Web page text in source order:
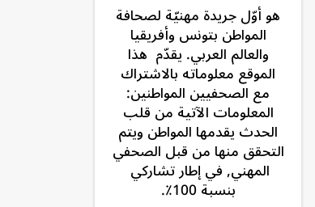
هو أوّل جريدة مهنيّة لصحافة
المواطن بتونس وأفريقيا
والعالم العربي. يقدّم هذا
الموقع معلوماته بالاشتراك
مع الصحفيين المواطنين:
المعلومات الآتية من قلب
الحدث يقدمها المواطن ويتم
التحقق منها من قبل الصحفي
المهني, في إطار تشاركي
بنسبة 100٪.